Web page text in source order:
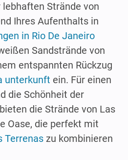
Strände von
Ihres Aufenthalts in
in Rio De Janeiro
Sandstrände von
entspannten Rückzug
unterkunft ein. Für einen
die Schönheit der
die Strände von Las
Oase, die perfekt mit
Terrenas zu kombinieren